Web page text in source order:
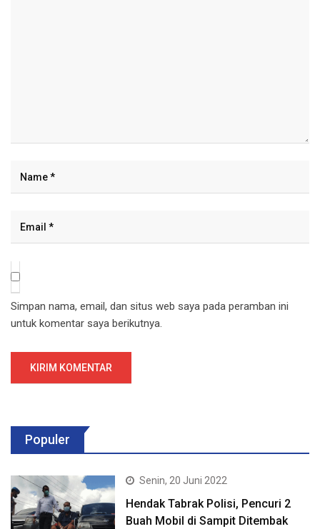
Simpan nama, email, dan situs web saya pada peramban ini
untuk komentar saya berikutnya.
Populer
Senin, 20 Juni 2022
Hendak Tabrak Polisi, Pencuri 2
Buah Mobil di Sampit Ditembak